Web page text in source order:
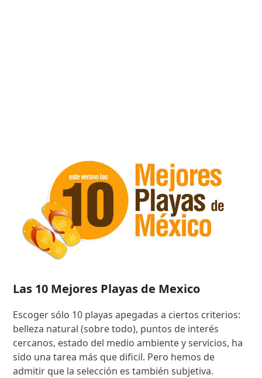
Las 10 Mejores Playas de Mexico
Escoger sólo 10 playas apegadas a ciertos criterios:
belleza natural (sobre todo), puntos de interés
cercanos, estado del medio ambiente y servicios, ha
sido una tarea más que dificil. Pero hemos de
admitir que la selección es también subjetiva.